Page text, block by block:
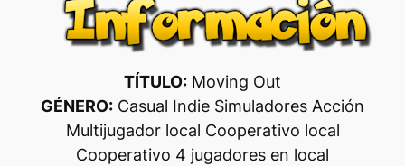
TÍTULO: Moving Out
GÉNERO: Casual Indie Simuladores Acción
Multijugador local Cooperativo local
Cooperativo 4 jugadores en local